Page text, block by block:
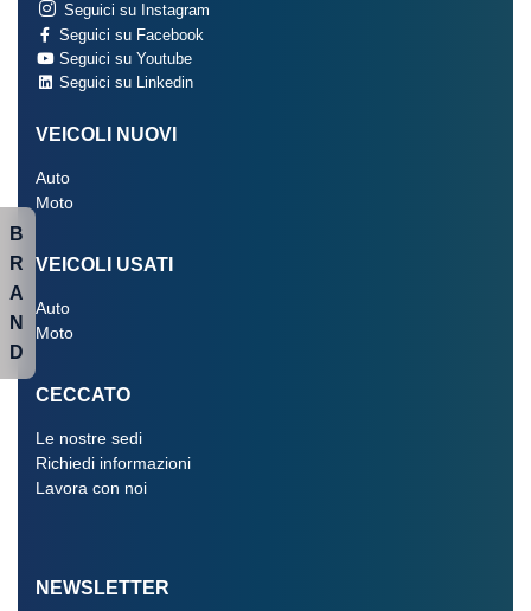
Seguici su Instagram
Seguici su Facebook
Seguici su Youtube
Seguici su Linkedin
VEICOLI NUOVI
Auto
Moto
VEICOLI USATI
Auto
Moto
CECCATO
Le nostre sedi
Richiedi informazioni
Lavora con noi
NEWSLETTER
B
R
A
N
D